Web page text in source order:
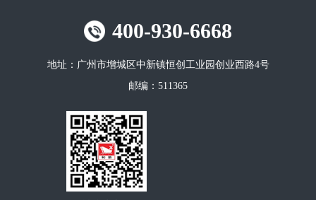
400-930-6668
地址： 广州市增城区中新镇恒创工业园创业西路4号
邮编： 511365